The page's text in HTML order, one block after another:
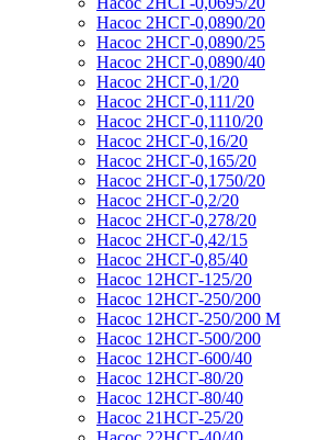
Насос 2НСГ-0,0890/20
Насос 2НСГ-0,0890/25
Насос 2НСГ-0,0890/40
Насос 2НСГ-0,1/20
Насос 2НСГ-0,111/20
Насос 2НСГ-0,1110/20
Насос 2НСГ-0,16/20
Насос 2НСГ-0,165/20
Насос 2НСГ-0,1750/20
Насос 2НСГ-0,2/20
Насос 2НСГ-0,278/20
Насос 2НСГ-0,42/15
Насос 2НСГ-0,85/40
Насос 12НСГ-125/20
Насос 12НСГ-250/200
Насос 12НСГ-250/200 М
Насос 12НСГ-500/200
Насос 12НСГ-600/40
Насос 12НСГ-80/20
Насос 12НСГ-80/40
Насос 21НСГ-25/20